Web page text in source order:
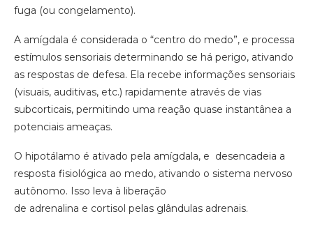
fuga (ou congelamento).
A amígdala é considerada o “centro do medo”, e processa
estímulos sensoriais determinando se há perigo, ativando
as respostas de defesa. Ela recebe informações sensoriais
(visuais, auditivas, etc.) rapidamente através de vias
subcorticais, permitindo uma reação quase instantânea a
potenciais ameaças.
O hipotálamo é ativado pela amígdala, e desencadeia a
resposta fisiológica ao medo, ativando o sistema nervoso
autônomo. Isso leva à liberação
de adrenalina e cortisol pelas glândulas adrenais.